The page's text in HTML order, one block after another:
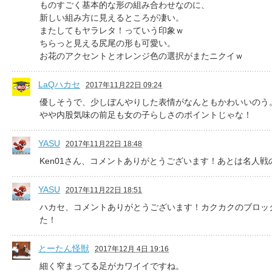
ものすごく基本的な形の組み合わせなのに、
新しい組み方に見えるところが凄い。
またしてもヤラレタ！っていう印象ｗ
ちらっと見える尻尾の形も可愛い。
お花のアクセントとオレンジ色の選択がまたニクイｗ
LaQハカセ 2017年11月22日 09:24
優しそうで、少しぼんやりした表情がなんともかわいいのう
やや内股気味の前足も女の子らしさのポイントじゃな！
YASU 2017年11月22日 18:48
Ken01さん、コメントありがとうございます！あとは名人戦
YASU 2017年11月22日 18:51
ハカセ、コメントありがとうございます！カクカクのブロ
た！
とーたん怪獣 2017年12月 4日 19:16
細く窄まってる足がカワイイですね。